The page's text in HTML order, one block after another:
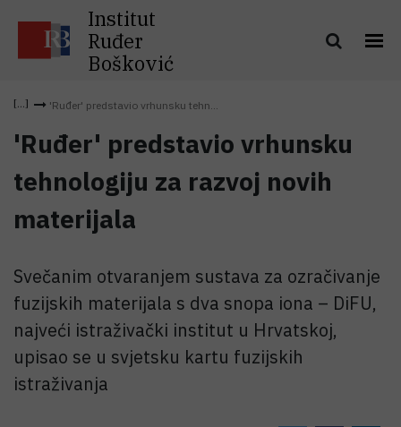
Institut
Ruđer
Bošković
'Ruđer' predstavio vrhunsku tehn...
'Ruđer' predstavio vrhunsku
tehnologiju za razvoj novih
materijala
Svečanim otvaranjem sustava za ozračivanje
fuzijskih materijala s dva snopa iona – DiFU,
najveći istraživački institut u Hrvatskoj,
upisao se u svjetsku kartu fuzijskih
istraživanja